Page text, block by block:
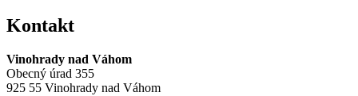
Kontakt
Vinohrady nad Váhom
Obecný úrad 355
925 55 Vinohrady nad Váhom